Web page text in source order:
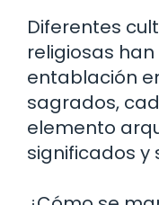
Diferentes
religiosas
entablación
sagrados,
elemento
significados y